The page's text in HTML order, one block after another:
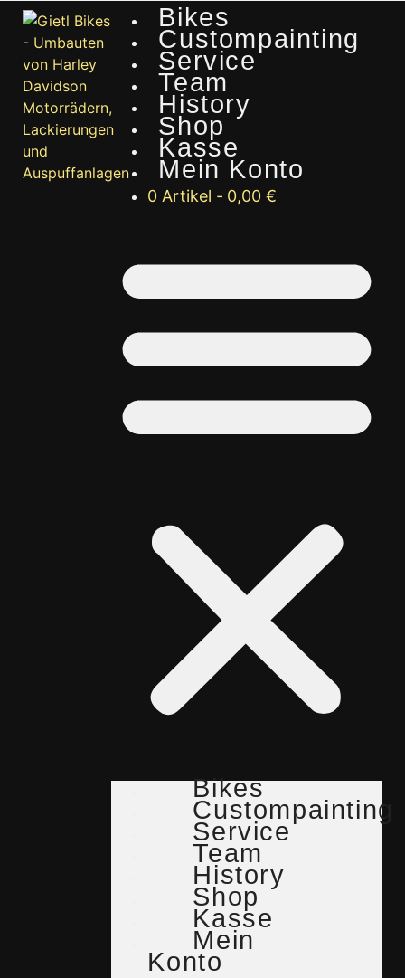
Bikes
Custompainting
Service
Team
History
Shop
Kasse
Mein Konto
0 Artikel 0,00 €
Bikes
Custompainting
Service
Team
History
Shop
Kasse
Mein
Konto